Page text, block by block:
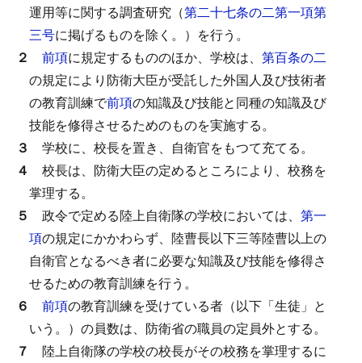
運用等に関する調査研究（第二十七条の二第一項第
三号に掲げるものを除く。）を行う。
２ 前項に規定するもののほか、学校は、 第百条の二
の規定により防衛大臣が受託した外国人及び技術者
の教育訓練で前項の知識及び技能と同種の知識及び
技能を修得させるためのものを実施する。
３ 学校に、校長を置き、自衛官をもつて充てる。
４ 校長は、防衛大臣の定めるところにより、校務を
掌理する。
５ 政令で定める陸上自衛隊の学校においては、 第一
項の規定にかかわらず、陸曹長以下三等陸曹以上の
自衛官となるべき者に必要な知識及び技能を修得さ
せるための教育訓練を行う。
６ 前項の教育訓練を受けている者（以下「生徒」と
いう。）の員数は、防衛省の職員の定員外とする。
７ 陸上自衛隊の学校の校長がその校務を掌理するに